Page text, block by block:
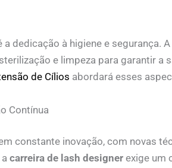
dedicação à higiene e segurança.
e limpeza para garantir a
de Cílios abordará esses
Contínua
constante inovação, com novas
carreira de lash designerexige um